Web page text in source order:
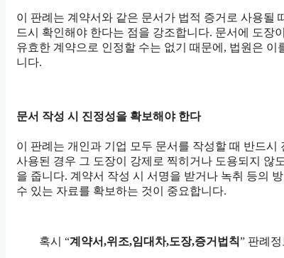
이 판례는 계약서와 같은 문서가 법적 증거로 사용될
드시 확인해야 한다는 점을 강조합니다. 문서에 도장
유효한 계약으로 인정할 수는 없기 때문에, 법원은 이
니다.
문서 작성 시 진정성을 확보해야 한다
이 판례는 개인과 기업 모두 문서를 작성할 때 반드시
사용된 경우 그 도장이 강제로 찍히거나 도용되지 않
을 줍니다. 계약서 작성 시 서명을 받거나 녹취 등의
수 있는 자료를 확보하는 것이 중요합니다.
혹시 “계약서,위조,임대차,도장,증거법칙” 판례